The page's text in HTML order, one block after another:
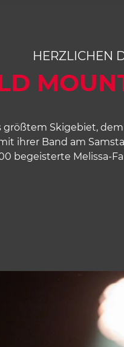
HERZLICHEN
größtem Skigebiet,
ihrer Band am
begeisterte Melissa-